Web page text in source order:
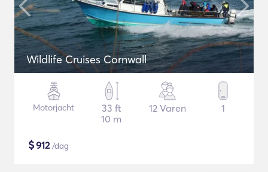
Wildlife Cruises Cornwall
Motorjacht
33 ft
10 m
12 Varen 1
$912/dag